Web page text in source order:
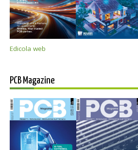
Edicola web
PCB Magazine